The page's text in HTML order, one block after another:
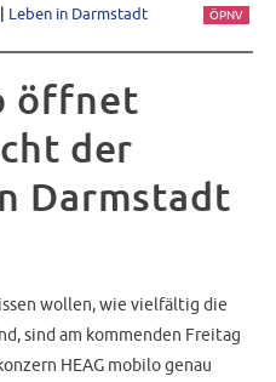
Leben in Darmstadt ÖPNV
öffnet
der
Darmstadt
wollen, wie vielfältig die
sind am kommenden Freitag
HEAG mobilo genau